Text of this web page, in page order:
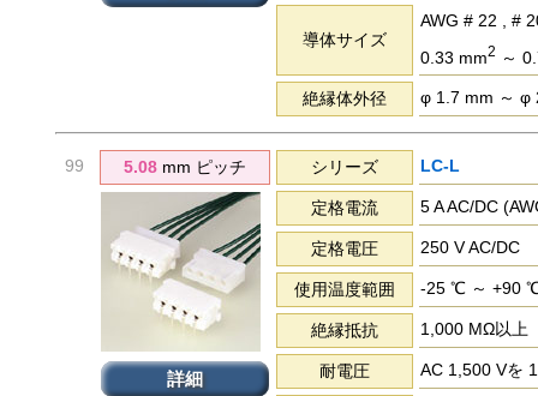
導体サイズ
AWG # 22 , #
0.33 mm2 ～
絶縁体外径 φ 1.7 mm ～ φ
99 5.08 mm ピッチ シリーズ LC-L
詳細
定格電流 5 A AC/DC
定格電圧 250 V AC/DC
使用温度範囲 -25 ℃ ～ +90
絶縁抵抗 1,000 MΩ以上
耐電圧 AC 1,500 Vを